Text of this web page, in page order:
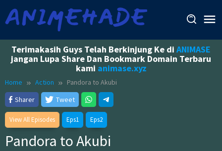
content
Terimakasih Guys Telah Berkinjung Ke di ANIMASE
jangan Lupa Share Dan Bookmark Domain Terbaru
kami animase.xyz
Home Action
Pandora to Akubi
Sharer
Tweet
View All Episodes Eps1 Eps2
Pandora to Akubi